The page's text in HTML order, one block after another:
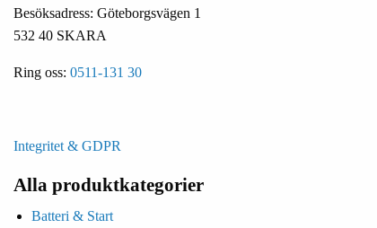
Besöksadress: Göteborgsvägen 1
532 40 SKARA
Ring oss: 0511-131 30
Integritet & GDPR
Alla produktkategorier
Batteri & Start